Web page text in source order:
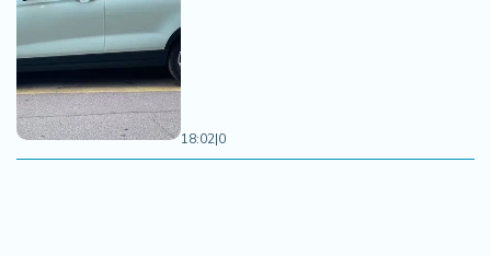
18:02|0